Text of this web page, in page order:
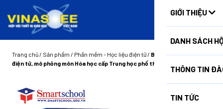
HUẤN
GIỚI THIỆU
DANH SÁCH
THÔNG TIN
TIN TỨC
Trang chủ/ Sản phẩm / Phần mềm - Học liệu điện tử/ Bộ thiết bị dạy học
điện tử, mô phỏng môn Hóa học cấp Trung học phổ thông